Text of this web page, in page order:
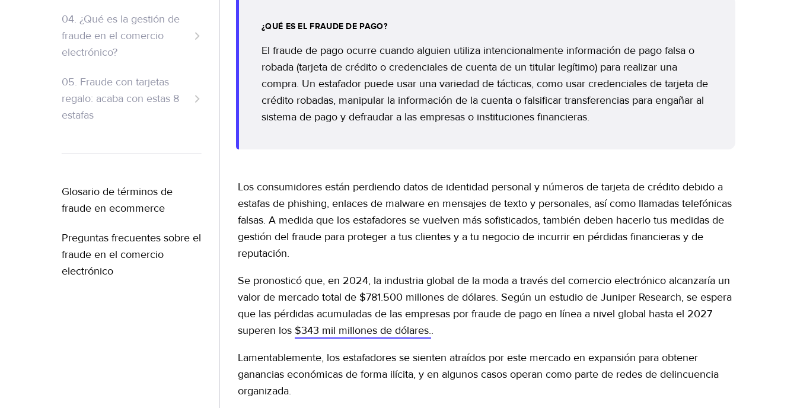
¿Cómo cometen fraude de
pago los estafadores?
del fraude para empresas
Protege tu negocio con
una solución de
04. ¿Qué es la gestión de
fraude en el comercio
electrónico?
05. Fraude con tarjetas
regalo: acaba con estas 8
estafas
Glosario de términos de
fraude en ecommerce
Preguntas frecuentes sobre el
fraude en el comercio
electrónico
¿QUÉ ES EL FRAUDE DE PAGO?
El fraude de pago ocurre cuando alguien utiliza intencionalmente información de pago falsa o
robada (tarjeta de crédito o credenciales de cuenta de un titular legítimo) para realizar una
compra. Un estafador puede usar una variedad de tácticas, como usar credenciales de tarjeta de
crédito robadas, manipular la información de la cuenta o falsificar transferencias para engañar al
sistema de pago y defraudar a las empresas o instituciones financieras.
Los consumidores están perdiendo datos de identidad personal y números de tarjeta de crédito debido a
estafas de phishing, enlaces de malware en mensajes de texto y personales, así como llamadas telefónicas
falsas. A medida que los estafadores se vuelven más sofisticados, también deben hacerlo tus medidas de
gestión del fraude para proteger a tus clientes y a tu negocio de incurrir en pérdidas financieras y de
reputación.
Se pronosticó que, en 2024, la industria global de la moda a través del comercio electrónico alcanzaría un
valor de mercado total de $781.500 millones de dólares. Según un estudio de Juniper Research, se espera
que las pérdidas acumuladas de las empresas por fraude de pago en línea a nivel global hasta el 2027
superen los $343 mil millones de dólares..
Lamentablemente, los estafadores se sienten atraídos por este mercado en expansión para obtener
ganancias económicas de forma ilícita, y en algunos casos operan como parte de redes de delincuencia
organizada.